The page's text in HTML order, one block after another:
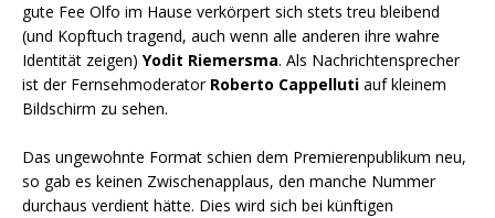
gute Fee Olfo im Hause verkörpert sich stets treu bleibend
(und Kopftuch tragend, auch wenn alle anderen ihre wahre
Identität zeigen) Yodit Riemersma. Als Nachrichtensprecher
ist der Fernsehmoderator Roberto Cappelluti auf kleinem
Bildschirm zu sehen.
Das ungewohnte Format schien dem Premierenpublikum neu,
so gab es keinen Zwischenapplaus, den manche Nummer
durchaus verdient hätte. Dies wird sich bei künftigen